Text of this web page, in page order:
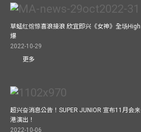
草蜢红馆惊喜浪接浪 欣宜即兴《女神》全场High
爆
2022-10-29
更多
超兴奋消息公告！SUPER JUNIOR 宣布11月会来
港演出！
2022-10-06